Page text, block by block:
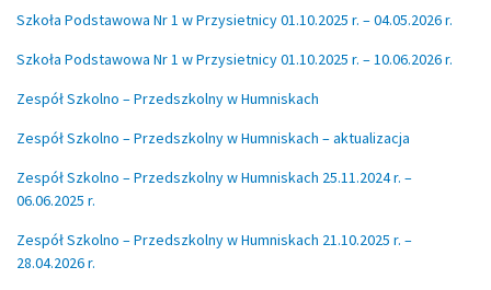
Szkoła Podstawowa Nr 1 w Przysietnicy 01.10.2025 r. – 04.05.2026 r.
Szkoła Podstawowa Nr 1 w Przysietnicy 01.10.2025 r. – 10.06.2026 r.
Zespół Szkolno – Przedszkolny w Humniskach
Zespół Szkolno – Przedszkolny w Humniskach – aktualizacja
Zespół Szkolno – Przedszkolny w Humniskach 25.11.2024 r. –
06.06.2025 r.
Zespół Szkolno – Przedszkolny w Humniskach 21.10.2025 r. –
28.04.2026 r.